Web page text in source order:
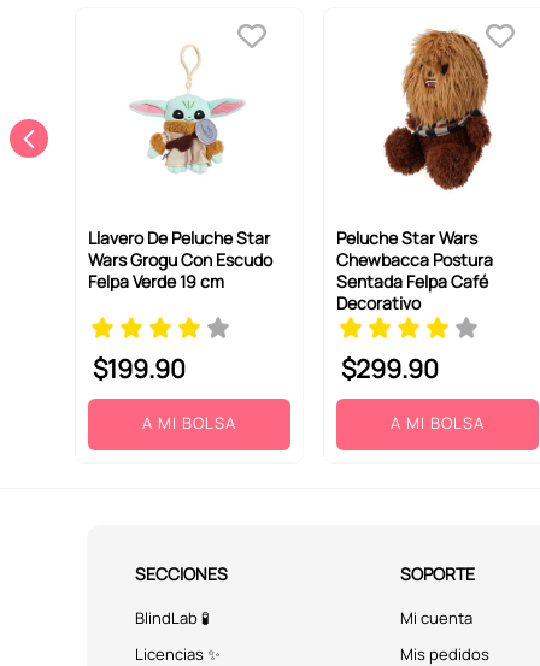
Llavero De Peluche Star
Wars Grogu Con Escudo
Felpa Verde 19 cm
$199.90
A MI BOLSA
Peluche Star Wars
Chewbacca Postura
Sentada Felpa Café
Decorativo
$299.90
A MI BOLSA
SECCIONES
BlindLab 🧪
Licencias ✨
SOPORTE
Mi cuenta
Mis pedidos